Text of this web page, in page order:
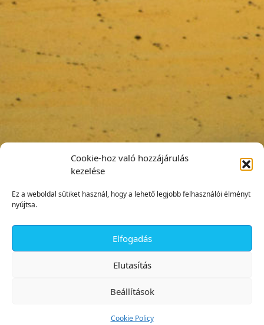
Cookie-hoz való hozzájárulás
kezelése
Ez a weboldal sütiket használ, hogy a lehető legjobb felhasználói élményt
nyújtsa.
Elfogadás
Elutasítás
Beállítások
Cookie Policy
✕